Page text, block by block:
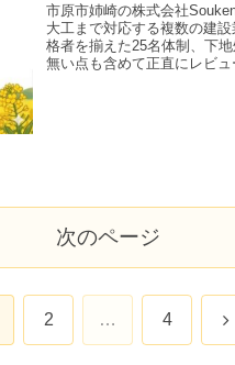
市原市姉崎の株式会社
大工まで対応する複数の建
格者を揃えた25名体制、下
無い点も含めて正直にレビュ
次のページ
2 … 4 次